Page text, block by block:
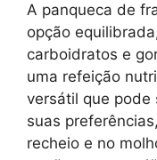
A panqueca de
opção
carboidratos e
uma refeição
versátil que pode
suas
recheio e no